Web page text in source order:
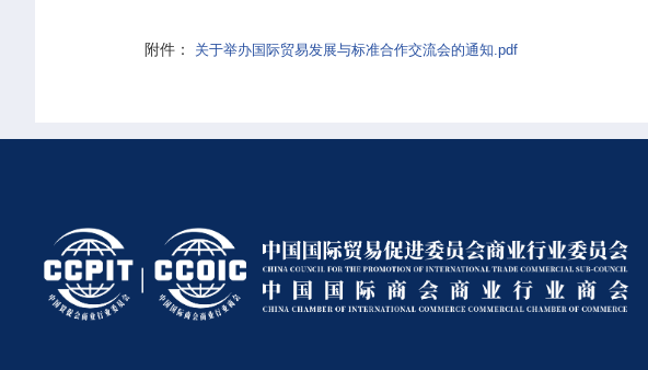
附件： 关于举办国际贸易发展与标准合作交流会的通知.pdf